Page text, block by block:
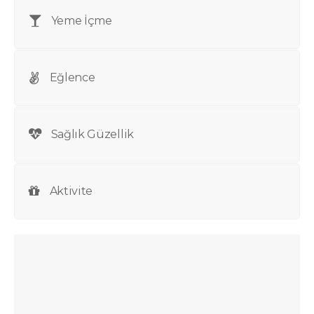
Yeme İçme
Eğlence
Sağlık Güzellik
Aktivite